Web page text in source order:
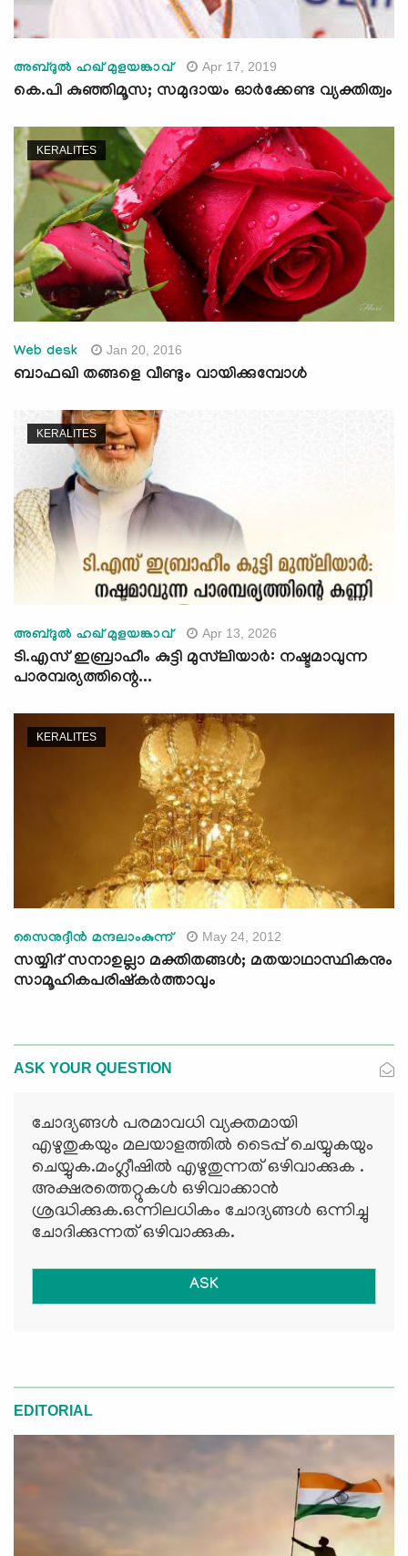
അബ്ദുല്‍ ഹഖ് മുളയങ്കാവ് Apr 17, 2019
കെ.പി കുഞ്ഞിമൂസ; സമുദായം ഓര്‍ക്കേണ്ട വ്യക്തിത്വം
KERALITES
Web desk Jan 20, 2016
ബാഫഖി തങ്ങളെ വീണ്ടും വായിക്കുമ്പോള്‍
KERALITES
അബ്ദുല്‍ ഹഖ് മുളയങ്കാവ് Apr 13, 2026
ടി.എസ് ഇബ്രാഹീം കുട്ടി മുസ്‌ലിയാര്‍: നഷ്ടമാവുന്ന
പാരമ്പര്യത്തിന്റെ...
KERALITES
സൈനുദ്ദീന്‍ മന്ദലാംകുന്ന്‌ May 24, 2012
സയ്യിദ്‌ സനാഉല്ലാ മക്തിതങ്ങള്‍; മതയാഥാസ്ഥികനും
സാമൂഹികപരിഷ്‌കര്‍ത്താവും
ASK YOUR QUESTION
ചോദ്യങ്ങള്‍ പരമാവധി വ്യക്തമായി
എഴുതുകയും മലയാളത്തില്‍ ടൈപ്പ് ചെയ്യുകയും
ചെയ്യുക.മംഗ്ലീഷില്‍ എഴുതുന്നത് ഒഴിവാക്കുക .
അക്ഷരത്തെറ്റുകള്‍ ഒഴിവാക്കാന്‍
ശ്രദ്ധിക്കുക.ഒന്നിലധികം ചോദ്യങ്ങള്‍ ഒന്നിച്ചു
ചോദിക്കുന്നത് ഒഴിവാക്കുക.
ASK
EDITORIAL